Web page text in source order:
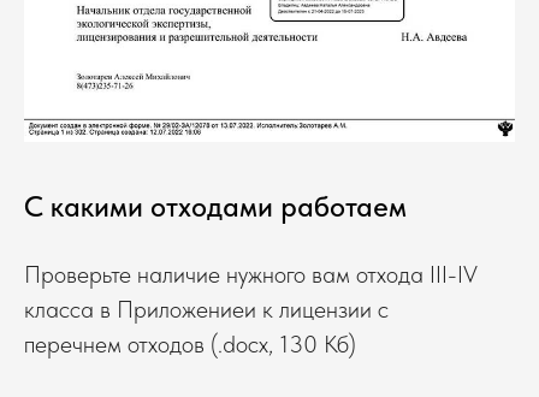
С какими отходами работаем
Проверьте наличие нужного вам отхода III-IV
класса в Приложениеи к лицензии с
перечнем отходов (.docx, 130 Кб)